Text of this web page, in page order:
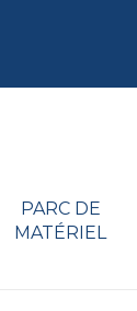
PARC DE
MATÉRIEL